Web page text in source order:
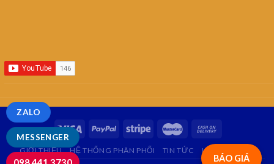
BÁO GIÁ
GIỚI THIỆU HỆ THỐNG PHÂN PHỐI TIN TỨC LIÊN HỆ
MESSENGER
ZALO